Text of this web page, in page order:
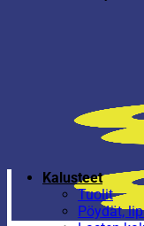
Kalusteet
Tuolit
Pöydät,